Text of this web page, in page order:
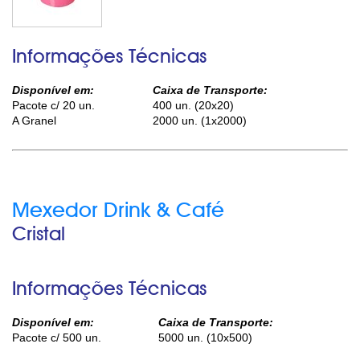
Informações Técnicas
Disponível em:
Caixa de Transporte:
Pacote c/ 20 un.
400 un. (20x20)
A Granel
2000 un. (1x2000)
Mexedor Drink & Café
Cristal
Informações Técnicas
Disponível em:
Caixa de Transporte:
Pacote c/ 500 un.
5000 un. (10x500)